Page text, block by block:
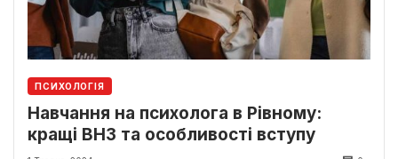
ПСИХОЛОГІЯ
Навчання на психолога в Рівному:
кращі ВНЗ та особливості вступу